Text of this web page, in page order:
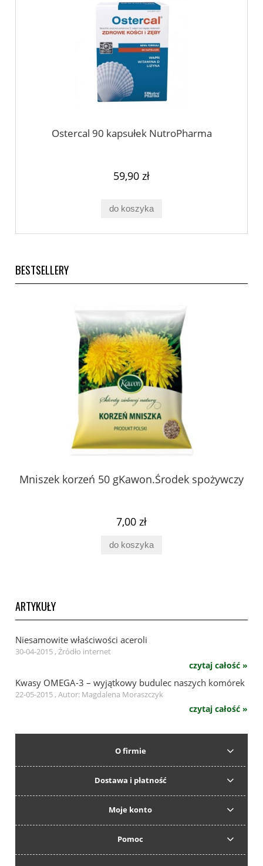
Ostercal 90 kapsułek NutroPharma
59,90 zł
do koszyka
BESTSELLERY
Mniszek korzeń 50 gKawon.Środek spożywczy
7,00 zł
do koszyka
ARTYKUŁY
Niesamowite właściwości aceroli
30-04-2015 , Źródło internet
czytaj całość »
Kwasy OMEGA-3 – wyjątkowy budulec naszych komórek
22-05-2015 , Autor: Magdalena Moraszczyk
czytaj całość »
O firmie
Dostawa i płatność
Moje konto
Pomoc